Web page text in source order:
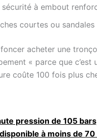
sécurité à embout
courtes ou sandales
acheter une
« parce que
coûte 100 fois plus
pression de 105
à moins de